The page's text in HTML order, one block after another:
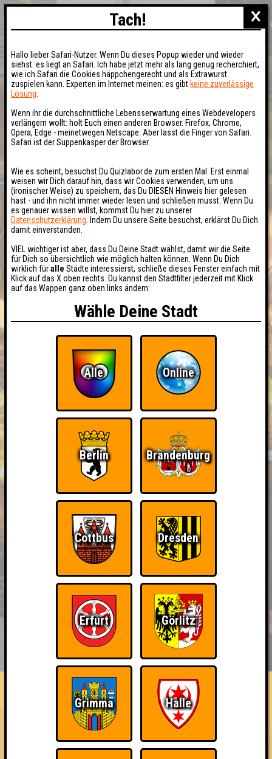
HIGHSCORE RESERVIERUNG
FAQ ÜBER UNS
So kurz vorm Sieg!
Verliere in einem Stechen (um den Sieg)
~ Noch nicht erreicht ~
×
Tach!
Hallo lieber Safari-Nutzer. Wenn Du dieses Popup wieder und wieder
siehst: es liegt an Safari. Ich habe jetzt mehr als lang genug recherchiert,
wie ich Safari die Cookies häppchengerecht und als Extrawurst
zuspielen kann. Experten im Internet meinen: es gibt keine zuverlässige
Lösung
Wenn ihr die durchschnittliche Lebensserwartung eines Webdevelopers
verlängern wollt: holt Euch einen anderen Browser. Firefox, Chrome,
Opera, Edge - meinetwegen Netscape. Aber lasst die Finger von Safari.
Safari ist der Suppenkasper der Browser.
Wie es scheint, besuchst Du Quizlabor.de zum ersten Mal. Erst einmal
weisen wir Dich darauf hin, dass wir Cookies verwenden, um uns
(ironischer Weise) zu speichern, das Du DIESEN Hinweis hier gelesen
hast - und ihn nicht immer wieder lesen und schließen musst. Wenn Du
es genauer wissen willst, kommst Du hier zu unserer
Datenschutzerklärung . Indem Du unsere Seite besuchst, erklärst Du Dich
damit einverstanden.
VIEL wichtiger ist aber, dass Du Deine Stadt wählst, damit wir die Seite
für Dich so übersichtlich wie möglich halten können. Wenn Du Dich
wirklich füralle Städte interessierst, schließe dieses Fenster einfach mit
Klick auf das X oben rechts. Du kannst den Stadtfilter jederzeit mit Klick
auf das Wappen ganz oben links ändern:
Wähle Deine Stadt
Alle Online
Berlin Brandenburg
Cottbus Dresden
Erfurt Görlitz
Grimma Halle